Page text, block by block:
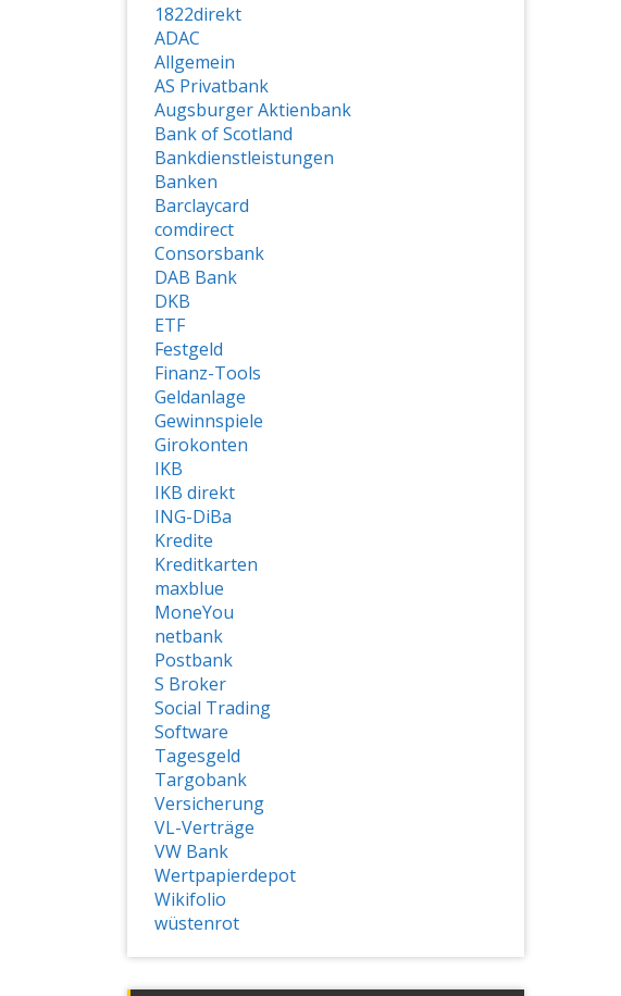
1822direkt
ADAC
Allgemein
AS Privatbank
Augsburger Aktienbank
Bank of Scotland
Bankdienstleistungen
Banken
Barclaycard
comdirect
Consorsbank
DAB Bank
DKB
ETF
Festgeld
Finanz-Tools
Geldanlage
Gewinnspiele
Girokonten
IKB
IKB direkt
ING-DiBa
Kredite
Kreditkarten
maxblue
MoneYou
netbank
Postbank
S Broker
Social Trading
Software
Tagesgeld
Targobank
Versicherung
VL-Verträge
VW Bank
Wertpapierdepot
Wikifolio
wüstenrot